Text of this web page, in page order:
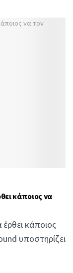
κάποιος να
κάποιος
υποστηρίζει